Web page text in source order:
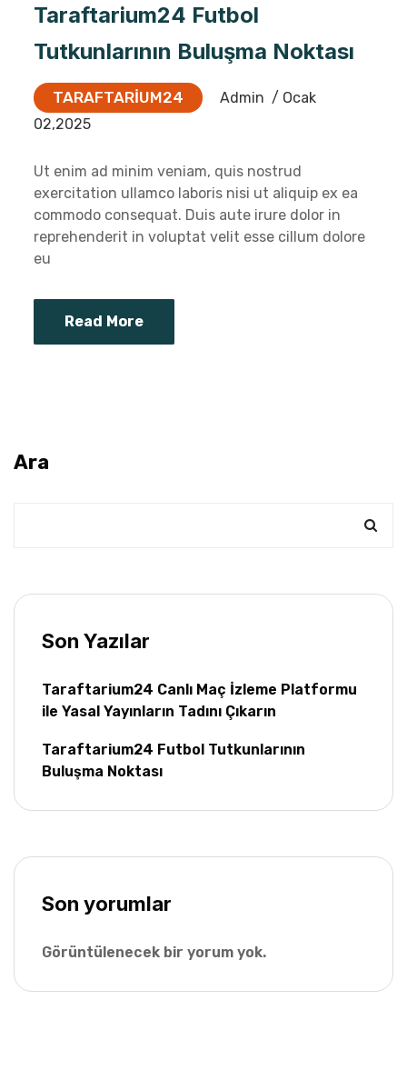
Taraftarium24 Futbol
Tutkunlarının Buluşma Noktası
TARAFTARIUM24 Admin / Ocak
02,2025
Ut enim ad minim veniam, quis nostrud
exercitation ullamco laboris nisi ut aliquip ex ea
commodo consequat. Duis aute irure dolor in
reprehenderit in voluptat velit esse cillum dolore
eu
Read More
Ara
Son Yazılar
Taraftarium24 Canlı Maç İzleme Platformu
ile Yasal Yayınların Tadını Çıkarın
Taraftarium24 Futbol Tutkunlarının
Buluşma Noktası
Son yorumlar
Görüntülenecek bir yorum yok.